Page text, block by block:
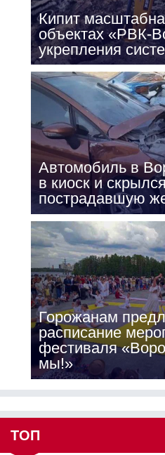
Кипит
объектах «РВК-
укрепления
Автомобиль в
в киоск и
пострадавшую
Горожанам
расписание
фестиваля
мы!»
ТОП